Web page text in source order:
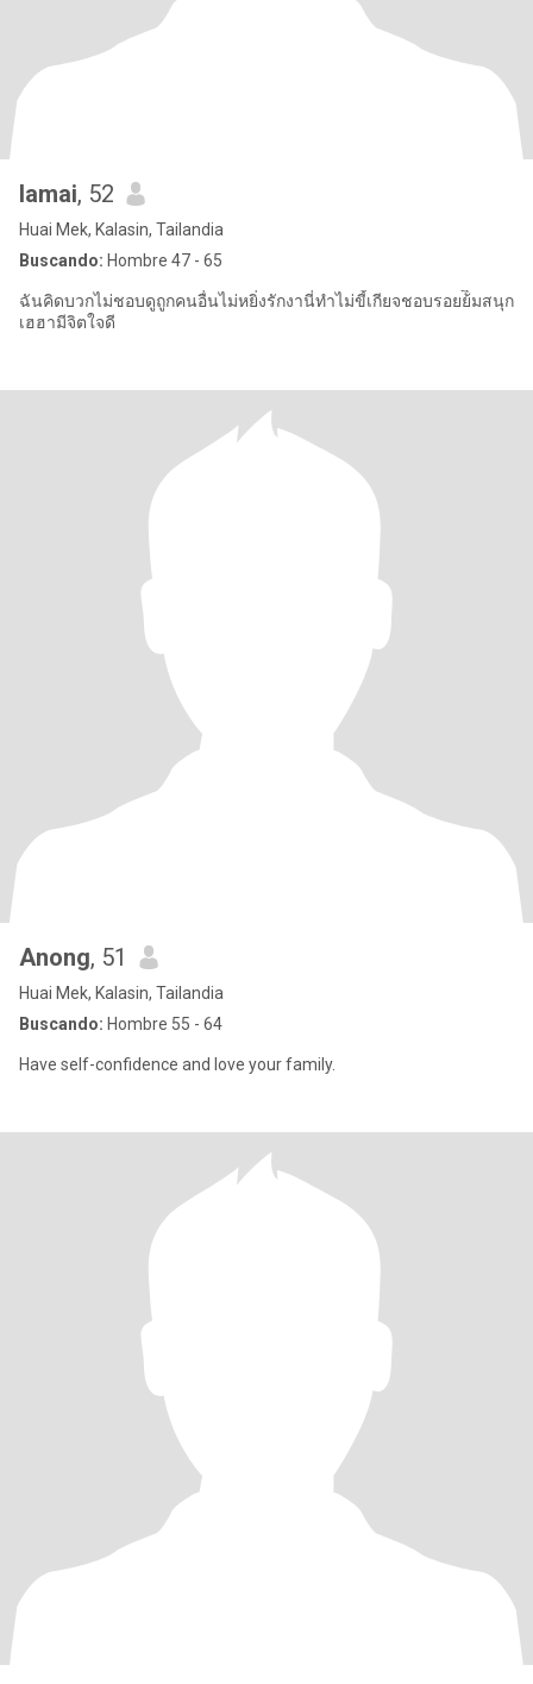
lamai, 52
Huai Mek, Kalasin, Tailandia
Buscando: Hombre 47 - 65
ฉันคิดบวกไม่ชอบดูถูกคนอื่นไม่หยิ่งรักงานี่ทำไม่ขี้เกียจชอบรอยย้ิมสนุก
เฮฮามีจิตใจดี
Anong, 51
Huai Mek, Kalasin, Tailandia
Buscando: Hombre 55 - 64
Have self-confidence and love your family.